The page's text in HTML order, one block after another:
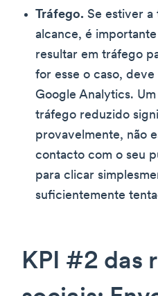
Tráfego. Se estiver a
alcance, é
resultar em tráfego
for esse o caso,
Google Analytics.
tráfego reduzido
provavelmente, não
contacto com o seu
para clicar
suficientemente
KPI #2 das